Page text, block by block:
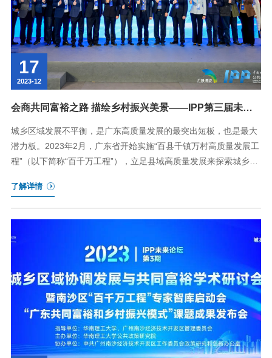
17
2023-12
会商共同富裕之路 描绘乡村振兴美景——IPP第三届未来
城乡区域发展不平衡，是广东高质量发展的最突出短板，也是最大
潜力板。2023年2月，广东省开始实施“百县千镇万村高质量发展工
程”（以下简称“百千万工程”），立足县域高质量发展来探索城乡协
进乡村振兴、实现共同富裕，不断丰富中国式现代化的“广东实
践”，正成为广东省发展进程中的一件新的历史性使命。2023年12
月16日，由华南理工大学公共政策研究院（IPP）主办的...
了解详情